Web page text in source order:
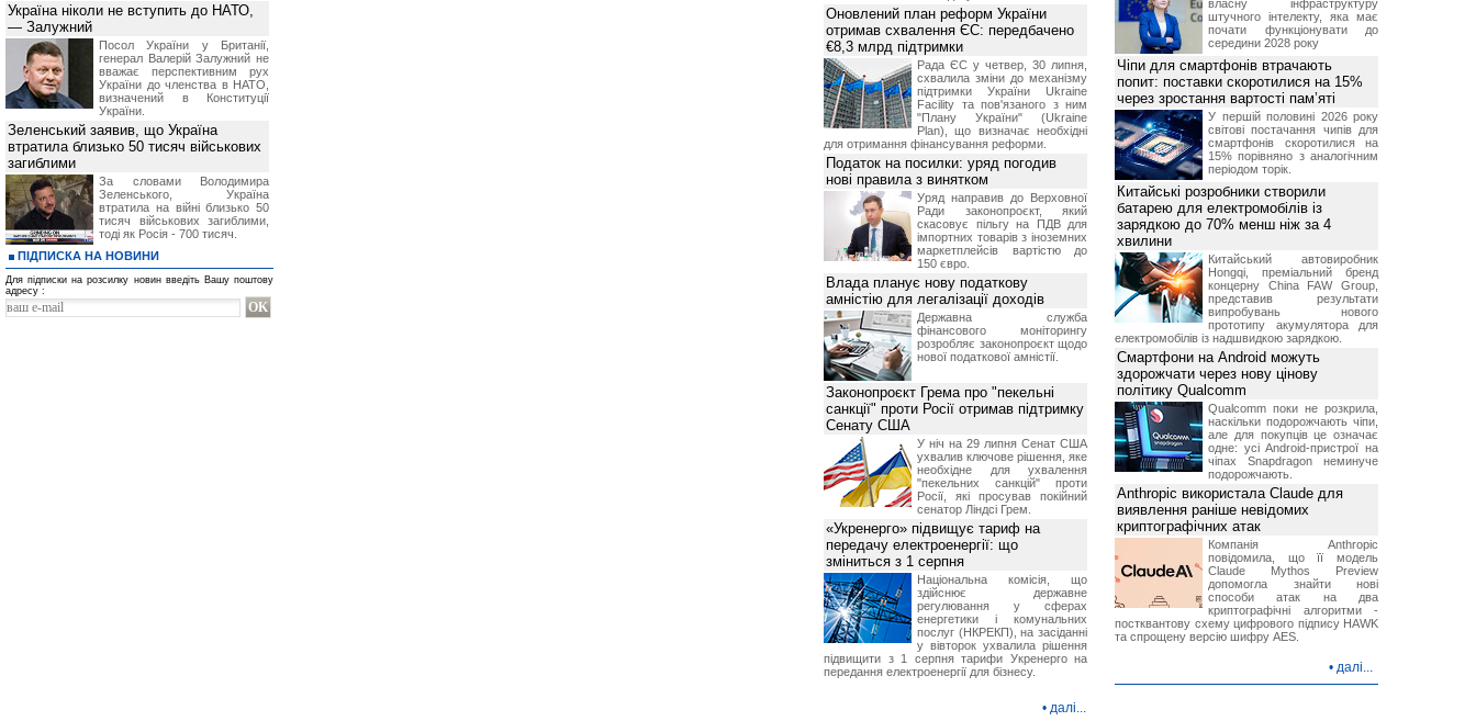
Україна ніколи не вступить до НАТО,
— Залужний
Посол України у Британії,
генерал Валерій Залужний не
вважає перспективним рух
України до членства в НАТО,
визначений в Конституції
України.
Зеленський заявив, що Україна
втратила близько 50 тисяч військових
загиблими
За словами Володимира
Зеленського, Україна
втратила на війні близько 50
тисяч військових загиблими,
тоді як Росія - 700 тисяч.
ПІДПИСКА НА НОВИНИ
Для підписки на розсилку новин введіть Вашу поштову
адресу :
Оновлений план реформ України
отримав схвалення ЄС: передбачено
€8,3 млрд підтримки
Рада ЄС у четвер, 30 липня,
схвалила зміни до механізму
підтримки України Ukraine
Facility та пов'язаного з ним
"Плану України" (Ukraine
Plan), що визначає необхідні
для отримання фінансування реформи.
Податок на посилки: уряд погодив
нові правила з винятком
Уряд направив до Верховної
Ради законопроєкт, який
скасовує пільгу на ПДВ для
імпортних товарів з іноземних
маркетплейсів вартістю до
150 євро.
Влада планує нову податкову
амністію для легалізації доходів
Державна служба
фінансового моніторингу
розробляє законопроєкт щодо
нової податкової амністії.
Законопроєкт Грема про "пекельні
санкції" проти Росії отримав підтримку
Сенату США
У ніч на 29 липня Сенат США
ухвалив ключове рішення, яке
необхідне для ухвалення
"пекельних санкцій" проти
Росії, які просував покійний
сенатор Ліндсі Грем.
«Укренерго» підвищує тариф на
передачу електроенергії: що
зміниться з 1 серпня
Національна комісія, що
здійснює державне
регулювання у сферах
енергетики і комунальних
послуг (НКРЕКП), на засіданні
у вівторок ухвалила рішення
підвищити з 1 серпня тарифи Укренерго на
передання електроенергії для бізнесу.
• далі...
власну інфраструктуру
штучного інтелекту, яка має
почати функціонувати до
середини 2028 року
Чіпи для смартфонів втрачають
попит: поставки скоротилися на 15%
через зростання вартості пам’яті
У першій половині 2026 року
світові постачання чипів для
смартфонів скоротилися на
15% порівняно з аналогічним
періодом торік.
Китайські розробники створили
батарею для електромобілів із
зарядкою до 70% менш ніж за 4
хвилини
Китайський автовиробник
Hongqi, преміальний бренд
концерну China FAW Group,
представив результати
випробувань нового
прототипу акумулятора для
електромобілів із надшвидкою зарядкою.
Смартфони на Android можуть
здорожчати через нову цінову
політику Qualcomm
Qualcomm поки не розкрила,
наскільки подорожчають чіпи,
але для покупців це означає
одне: усі Android-пристрої на
чіпах Snapdragon неминуче
подорожчають.
Anthropic використала Claude для
виявлення раніше невідомих
криптографічних атак
Компанія Anthropic
повідомила, що її модель
Claude Mythos Preview
допомогла знайти нові
способи атак на два
криптографічні алгоритми -
постквантову схему цифрового підпису HAWK
та спрощену версію шифру AES.
• далі...